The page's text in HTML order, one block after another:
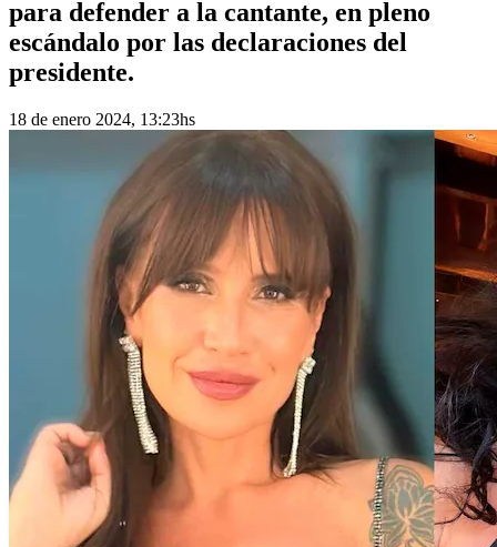
para defender a la cantante, en pleno
escándalo por las declaraciones del
presidente.
18 de enero 2024, 13:23hs